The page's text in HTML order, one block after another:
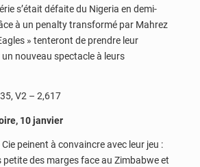
s’était défaite du Nigeria en demi-
à un penalty transformé par Mahrez
» tenteront de prendre leur
un nouveau spectacle à leurs
V2 – 2,617
10 janvier
peinent à convaincre avec leur jeu :
des marges face au Zimbabwe et